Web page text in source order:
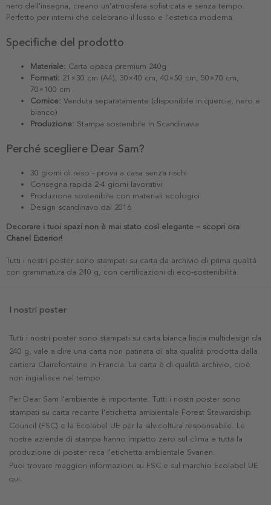
nero dell'insegna, creano un'atmosfera sofisticata e senza tempo.
Perfetto per interni che celebrano il lusso e l'estetica moderna.
Specifiche del prodotto
Materiale: Carta opaca premium 240g
Formati: 21×30 cm (A4), 30×40 cm, 40×50 cm, 50×70 cm,
70×100 cm
Cornice: Venduta separatamente (disponibile in quercia, nero e
bianco)
Produzione: Stampa sostenibile in Scandinavia
Perché scegliere Dear Sam?
30 giorni di reso - prova a casa senza rischi
Consegna rapida 2-4 giorni lavorativi
Produzione sostenibile con materiali ecologici
Design scandinavo dal 2016
Decorare i tuoi spazi non è mai stato così elegante – scopri ora
Chanel Exterior!
Tutti i nostri poster sono stampati su carta da archivio di prima qualità
con grammatura da 240 g, con certificazioni di eco-sostenibilità.
I nostri poster
Tutti i nostri poster sono stampati su carta bianca liscia multidesign da
240 g, vale a dire una carta non patinata di alta qualità prodotta dalla
cartiera Clairefontaine in Francia. La carta è di qualità archivio, cioè
non ingiallisce nel tempo.
Per Dear Sam l'ambiente è importante. Tutti i nostri poster sono
stampati su carta recante l'etichetta ambientale Forest Stewardship
Council (FSC) e la Ecolabel UE per la silvicoltura responsabile. Le
nostre aziende di stampa hanno impatto zero sul clima e tutta la
produzione di poster reca l'etichetta ambientale Svanen.
Puoi trovare maggiori informazioni su FSC e sul marchio Ecolabel UE
qui.